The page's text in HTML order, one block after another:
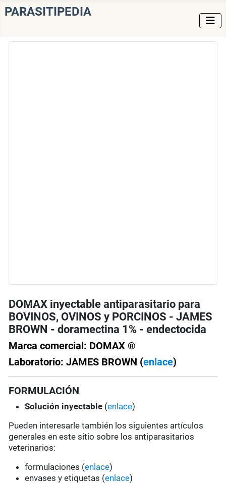
PARASITIPEDIA
DOMAX inyectable antiparasitario para
BOVINOS, OVINOS y PORCINOS - JAMES
BROWN - doramectina 1% - endectocida
Marca comercial: DOMAX ®
Laboratorio: JAMES BROWN (enlace)
FORMULACIÓN
Solución inyectable (enlace)
Pueden interesarle también los siguientes artículos
generales en este sitio sobre los antiparasitarios
veterinarios:
formulaciones (enlace)
envases y etiquetas (enlace)